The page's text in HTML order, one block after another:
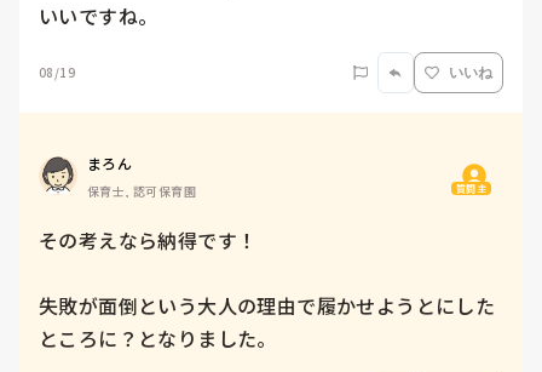
いいですね。
08/19 いいね
まろん
保育士, 認可保育園 質問主
その考えなら納得です！
失敗が面倒という大人の理由で履かせようとにした
ところに？となりました。